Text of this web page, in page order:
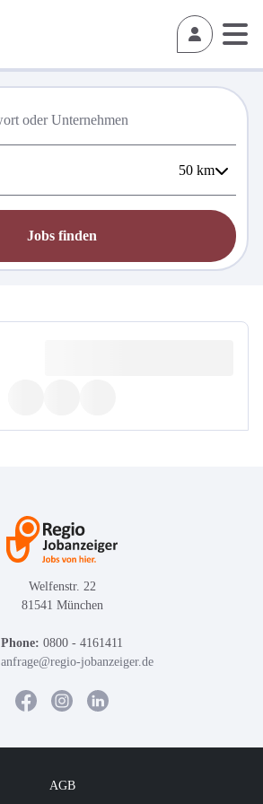
50 km
Jobs finden
Welfenstr. 22
81541 München
Phone: 0800 - 4161411
anfrage@regio-jobanzeiger.de
AGB